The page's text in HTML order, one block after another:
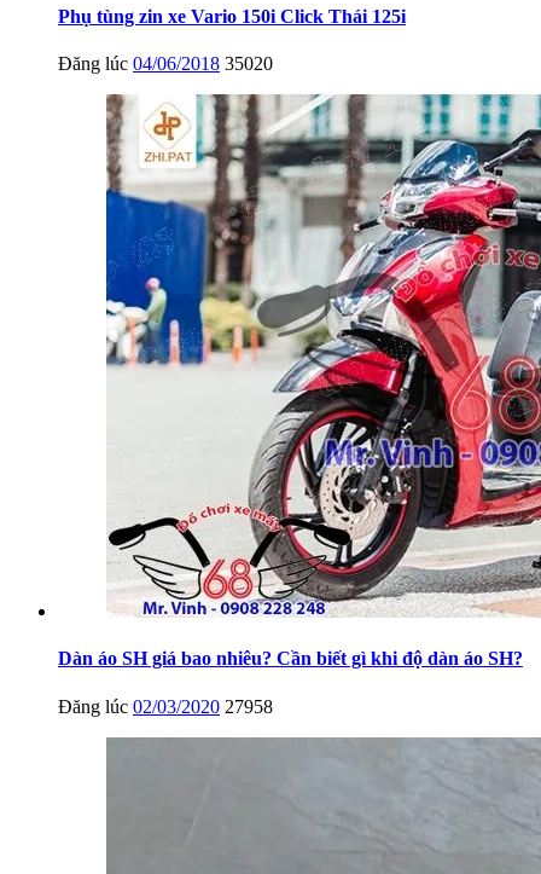
Phụ tùng zin xe Vario 150i Click Thái 125i
Đăng lúc 04/06/2018 35020
Dàn áo SH giá bao nhiêu? Cần biết gì khi độ dàn áo SH?
Đăng lúc 02/03/2020 27958